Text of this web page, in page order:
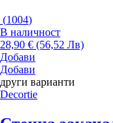
(1004)
В наличност
28,90 € (56,52 Лв)
Добави
Добави
други варианти
Decortie